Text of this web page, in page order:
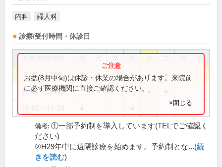
内科 婦人科
診療/受付時間・休診日
祝
9:00～13:00 ● ● ● ●
15:00～18:00 ●
お盆(8月中旬)は休診・休業の場合があります。来院前
に必ず医療機関に直接ご確認ください。
×閉じる
備考: ①一部予約制を導入しています(TELでご確認く
ださい)
②H29年中に遠隔診療を始めます。予約制とな...(続
きを読む)